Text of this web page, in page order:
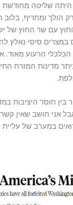
שליטה מחודשת
הולך ומחריף, בלוב
עם שר החוץ של
סיסי נאלץ
הרעוע מאוד.
מדינות המזרח
חוסר היציבות
אני חושב שאין
במערב של עליית